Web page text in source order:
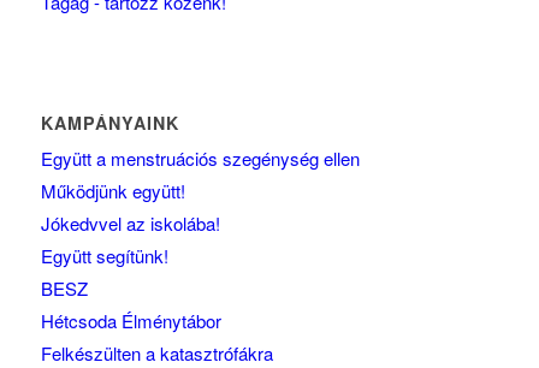
KAMPÁNYAINK
Együtt a menstruációs szegénység ellen
Működjünk együtt!
Jókedvvel az iskolába!
Együtt segítünk!
BESZ
Hétcsoda Élménytábor
Felkészülten a katasztrófákra